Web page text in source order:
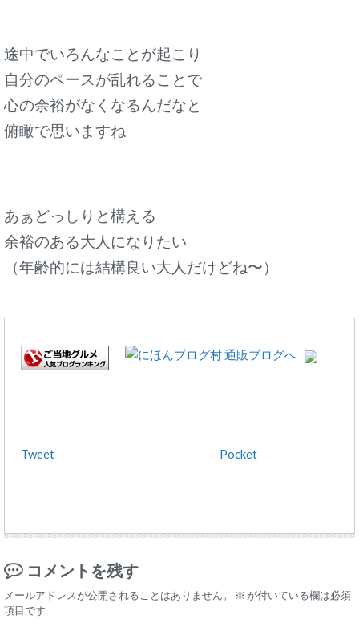
途中でいろんなことが起こり
自分のペースが乱れることで
心の余裕がなくなるんだなと
俯瞰で思いますね
あぁどっしりと構える
余裕のある大人になりたい
（年齢的には結構良い大人だけどね〜）
Tweet Pocket
コメントを残す
メールアドレスが公開されることはありません。 ※ が付いている欄は必須
項目です